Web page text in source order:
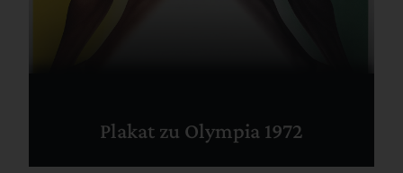
Plakat zu Olympia 1972